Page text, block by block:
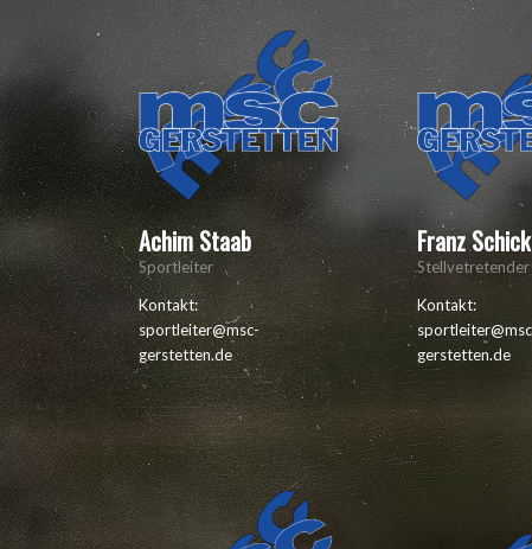
Achim Staab
Sportleiter
Kontakt:
sportleiter@msc-
gerstetten.de
Franz Schick
Kontakt:
gerstetten.de